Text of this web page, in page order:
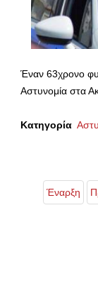
Έναν 63χρονο
Αστυνομία στα
Κατηγορία
Έναρξη